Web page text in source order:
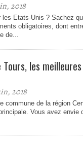
2018
les Etats-Unis ? Sachez
obligatoires, dont
de...
les
2018
commune de la région
Vous avez envie